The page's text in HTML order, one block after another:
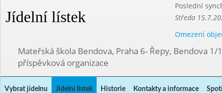
Jídelní lístek
Poslední
Středa
Omezení
Mateřská škola Bendova, Praha 6- Řepy, Bendova 1/
příspěvková organizace
Vybrat jídelnu Jídelní lístek Historie Kontakty a informace